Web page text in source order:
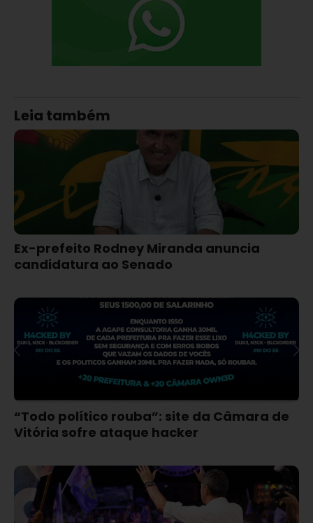
Leia também
Ex-prefeito Rodney Miranda anuncia
candidatura ao Senado
“Todo político rouba”: site da Câmara de
Vitória sofre ataque hacker